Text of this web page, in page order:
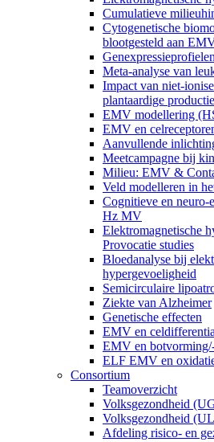
Cumulatieve
Cytogenetische
blootgesteld aan
Meta-analyse van
Impact van niet-
plantaardige productie
EMV modellering
EMV en
Aanvullende
Meetcampagne bij
Milieu: EMV &
Veld modelleren in
Cognitieve en neuro-
Hz MV
Elektromagnetische
Provocatie studies
Bloedanalyse bij
hypergevoeligheid
Semicirculaire
Ziekte van Alzheimer
Genetische effecten
EMV en
EMV en
ELF EMV en
Consortium
Teamoverzicht
Volksgezondheid
Volksgezondheid
Afdeling risico- en